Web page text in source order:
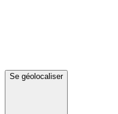
Se géolocaliser